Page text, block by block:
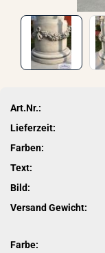
Art.Nr.:
Lieferzeit:
Farben:
Text:
Bild:
Versand Gewicht:
Farbe: